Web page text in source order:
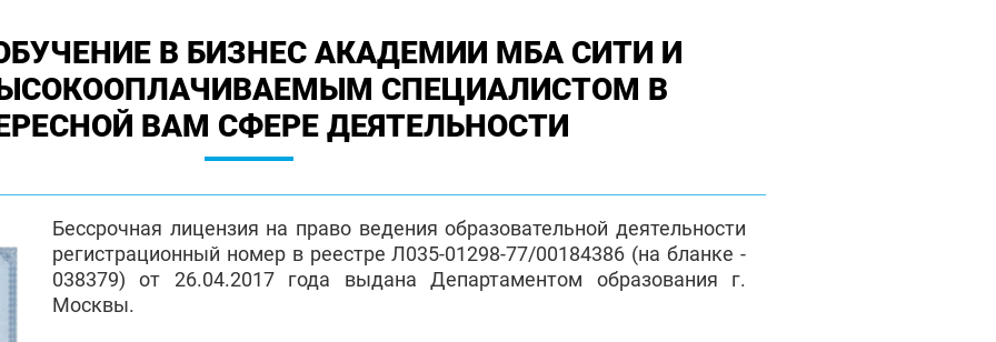
В БИЗНЕС АКАДЕМИИ МБА СИТИ И
СПЕЦИАЛИСТОМ В
ВАМ СФЕРЕ ДЕЯТЕЛЬНОСТИ
Бессрочная лицензия на право ведения образовательной деятельности
регистрационный номер в реестре Л035-01298-77/00184386 (на бланке -
038379) от 26.04.2017 года выдана Департаментом образования г.
Москвы.